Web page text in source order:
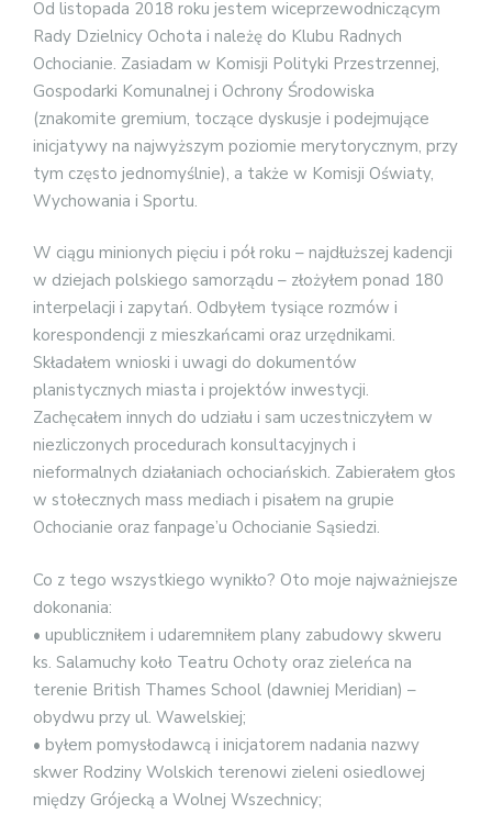
Od listopada 2018 roku jestem wiceprzewodniczącym
Rady Dzielnicy Ochota i należę do Klubu Radnych
Ochocianie. Zasiadam w Komisji Polityki Przestrzennej,
Gospodarki Komunalnej i Ochrony Środowiska
(znakomite gremium, toczące dyskusje i podejmujące
inicjatywy na najwyższym poziomie merytorycznym, przy
tym często jednomyślnie), a także w Komisji Oświaty,
Wychowania i Sportu.
W ciągu minionych pięciu i pół roku – najdłuższej kadencji
w dziejach polskiego samorządu – złożyłem ponad 180
interpelacji i zapytań. Odbyłem tysiące rozmów i
korespondencji z mieszkańcami oraz urzędnikami.
Składałem wnioski i uwagi do dokumentów
planistycznych miasta i projektów inwestycji.
Zachęcałem innych do udziału i sam uczestniczyłem w
niezliczonych procedurach konsultacyjnych i
nieformalnych działaniach ochociańskich. Zabierałem głos
w stołecznych mass mediach i pisałem na grupie
Ochocianie oraz fanpage’u Ochocianie Sąsiedzi.
Co z tego wszystkiego wynikło? Oto moje najważniejsze
dokonania:
• upubliczniłem i udaremniłem plany zabudowy skweru
ks. Salamuchy koło Teatru Ochoty oraz zieleńca na
terenie British Thames School (dawniej Meridian) –
obydwu przy ul. Wawelskiej;
• byłem pomysłodawcą i inicjatorem nadania nazwy
skwer Rodziny Wolskich terenowi zieleni osiedlowej
między Grójecką a Wolnej Wszechnicy;